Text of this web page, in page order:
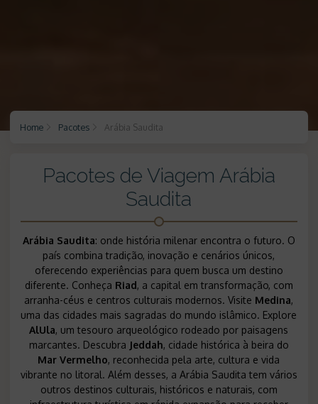
Home Pacotes Arábia Saudita
Pacotes de Viagem Arábia
Saudita
Arábia Saudita: onde história milenar encontra o futuro. O
país combina tradição, inovação e cenários únicos,
oferecendo experiências para quem busca um destino
diferente. Conheça Riad, a capital em transformação, com
arranha-céus e centros culturais modernos. Visite Medina,
uma das cidades mais sagradas do mundo islâmico. Explore
AlUla, um tesouro arqueológico rodeado por paisagens
marcantes. Descubra Jeddah, cidade histórica à beira do
Mar Vermelho, reconhecida pela arte, cultura e vida
vibrante no litoral. Além desses, a Arábia Saudita tem vários
outros destinos culturais, históricos e naturais, com